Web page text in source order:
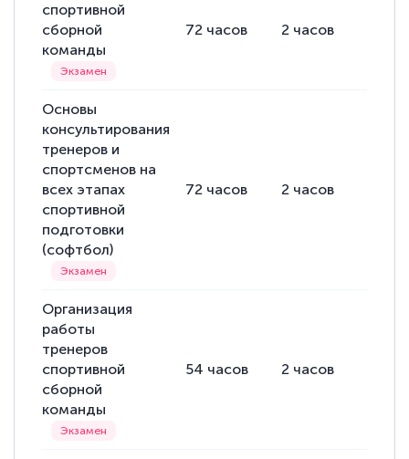
спортивной
сборной
команды
72 часов 2 часов
Основы
консультирования
тренеров и
спортсменов на
всех этапах
спортивной
подготовки
(софтбол)
72 часов 2 часов
Организация
работы
тренеров
спортивной
сборной
команды
54 часов 2 часов